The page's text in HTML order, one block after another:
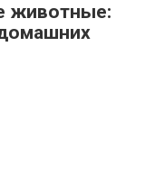
животные: